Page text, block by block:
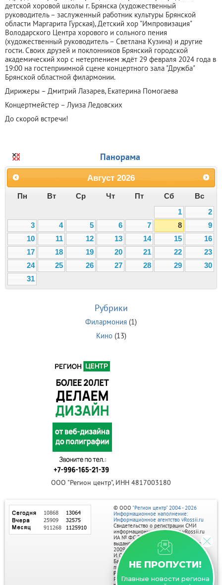
детской хоровой школы г. Брянска (художественный
руководитель – заслуженный работник культуры Брянской
области Маргарита Гурская), Детский хор "Импровизация"
Володарского Центра хорового и сольного пения
(художественный руководитель – Светлана Кузина) и другие
гости. Своих друзей и поклонников Брянский городской
академический хор с нетерпением ждёт 29 февраля 2024 года в
19:00 на гостеприимной сцене концертного зала "Дружба"
Брянской областной филармонии.
Дирижеры – Дмитрий Лазарев, Екатерина Помогаева
Концертмейстер – Луиза Ледовских
До скорой встречи!
Панорама
Август 2026
Пн Вт Ср Чт Пт Сб
Вс
1
2
3
4 5 6 7 8
9
10
11 12 13 14 15
16
17
18 19 20 21 22
23
24
25 26 27 28 29
30
31
Рубрики
Филармония (1)
Кино(13)
ООО "Регион центр", ИНН 4817003180
НЕ ПРОПУСТИ!
Главные новости региона
© ООО "Регион центр" 2004 - 2026
Информационное наполнение:
Информационное агентство vRossii.ru
Свидетельство о регистрации СМИ
информационного агентства vRossii.ru
ИА № ФС 77‑35502
выдано РОСКОМНАДЗОРом 04 марта
2009г.
И. О. Главного редактора Нарыков А. Н.
Баннеры на портале размещаются на
правах рекламы.
Реклама на портале:
Рекламное агентство "Умный маркетинг"